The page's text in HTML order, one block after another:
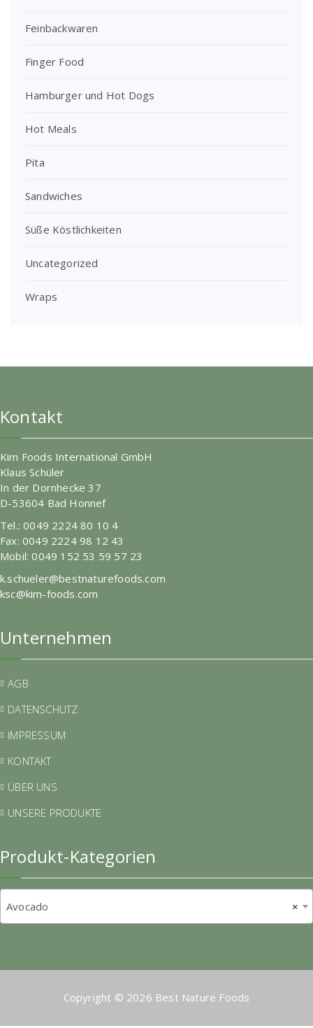
Feinbackwaren
Finger Food
Hamburger und Hot Dogs
Hot Meals
Pita
Sandwiches
Süße Köstlichkeiten
Uncategorized
Wraps
Kontakt
Kim Foods International GmbH
Klaus Schüler
In der Dornhecke 37
D-53604 Bad Honnef
Tel.: 0049 2224 80 10 4
Fax: 0049 2224 98 12 43
Mobil: 0049 152 53 59 57 23
k.schueler@bestnaturefoods.com
ksc@kim-foods.com
Unternehmen
AGB
DATENSCHUTZ
IMPRESSUM
KONTAKT
ÜBER UNS
UNSERE PRODUKTE
Produkt-Kategorien
×
Avocado
Copyright © 2026 Best Nature Foods